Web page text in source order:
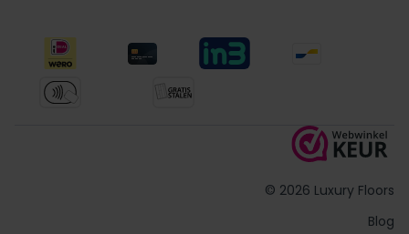
© 2026 Luxury Floors
Blog